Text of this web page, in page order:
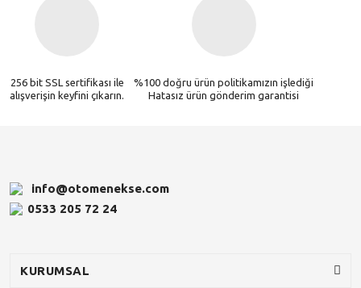
256 bit SSL sertifikası ile
alışverişin keyfini çıkarın.
%100 doğru ürün politikamızın işlediği
Hatasız ürün gönderim garantisi
info@otomenekse.com
0533 205 72 24
KURUMSAL